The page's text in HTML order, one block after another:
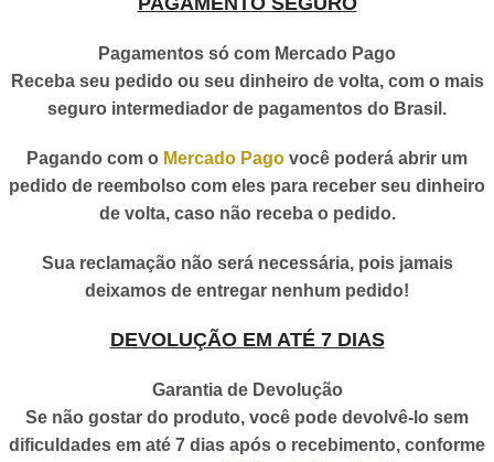
Pagamentos só com Mercado Pago
Receba seu pedido ou seu dinheiro de volta, com o mais
seguro intermediador de pagamentos do Brasil.
Pagando com o Mercado Pago você poderá abrir um
pedido de reembolso com eles para receber seu dinheiro
de volta, caso não receba o pedido.
Sua reclamação não será necessária, pois jamais
deixamos de entregar nenhum pedido!
DEVOLUÇÃO EM ATÉ 7 DIAS
Garantia de Devolução
Se não gostar do produto, você pode devolvê-lo sem
dificuldades em até 7 dias após o recebimento, conforme